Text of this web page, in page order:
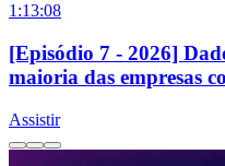
1:13:08
[Episódio 7 - 2026]
maioria das empresas
Assistir